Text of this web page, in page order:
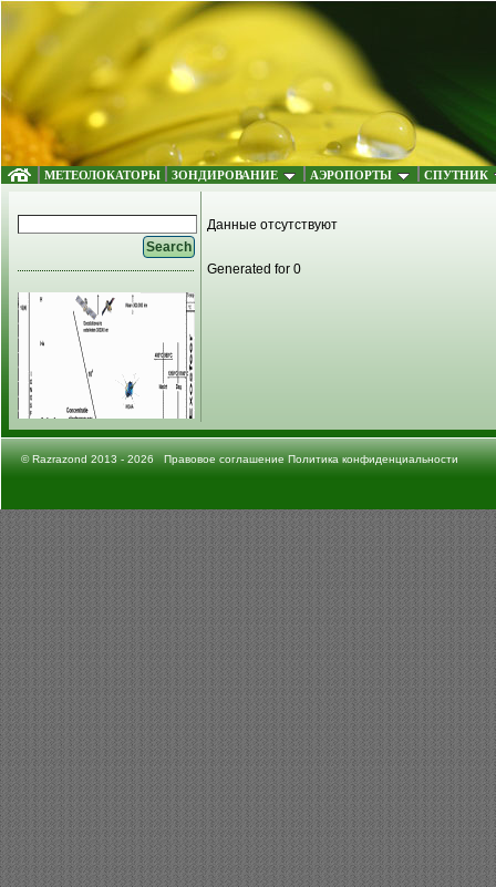
МЕТЕОЛОКАТОРЫ ЗОНДИРОВАНИЕ АЭРОПОРТЫ СПУТНИК
Данные отсутствуют
Generated for 0
©Razrazond2013 - 2026Правовое соглашение Политика конфиденциальности